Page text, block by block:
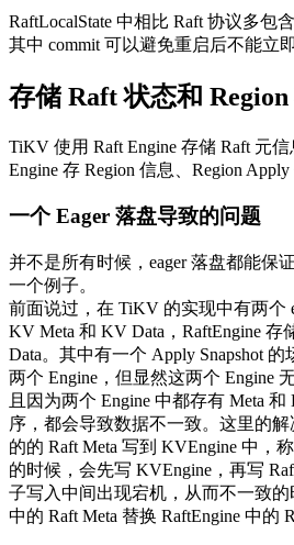
RaftLocalState 中相比 Raft 协议多包
其中 commit 可以避免重启后不能立
存储 Raft 状态和
TiKV 使用 Raft Engine 存储 Raft 元
Engine 存 Region 信息、Region
一个 Eager 落盘导致的问题
并不是所有时候，eager 落盘都能保
一个例子。
前面说过，在 TiKV 的实现中有两个
KV Meta 和 KV Data，RaftEngine 存
Data。其中有一个 Apply Snapshot
两个 Engine，但显然这两个 Engine
且因为两个 Engine 中都存有 Meta
序，都会导致数据不一致。这里的解
的的 Raft Meta 写到 KVEngine 中，
的时候，会先写 KVEngine，再写
子写入中间出现宕机，从而不一致
中的 Raft Meta 替换 RaftEngine 中的